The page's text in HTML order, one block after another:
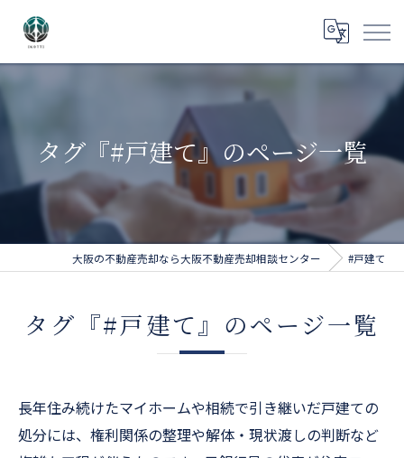
タグ『#戸建て』のページ一覧
大阪の不動産売却なら大阪不動産売却相談センター #戸建て
タグ『#戸建て』のページ一覧
長年住み続けたマイホームや相続で引き継いだ戸建ての
処分には、権利関係の整理や解体・現状渡しの判断など